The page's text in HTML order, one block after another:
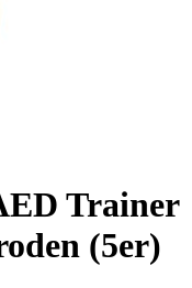
Trainer
(5er)